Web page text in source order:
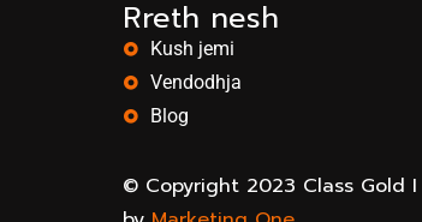
Rreth nesh
Kush jemi
Vendodhja
Blog
© Copyright 2023 Class Gold I